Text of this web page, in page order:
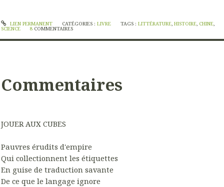
LIEN PERMANENT CATÉGORIES : LIVRE TAGS :LITTÉRATURE,HISTOIRE, CHINE,
SCIENCE 8 COMMENTAIRES
Commentaires
JOUER AUX CUBES
Pauvres érudits d'empire
Qui collectionnent les étiquettes
En guise de traduction savante
De ce que le langage ignore